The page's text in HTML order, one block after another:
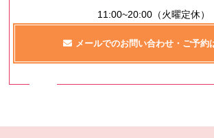
11:00~20:00（火曜定休）
メールでのお問い合わせ・ご予約